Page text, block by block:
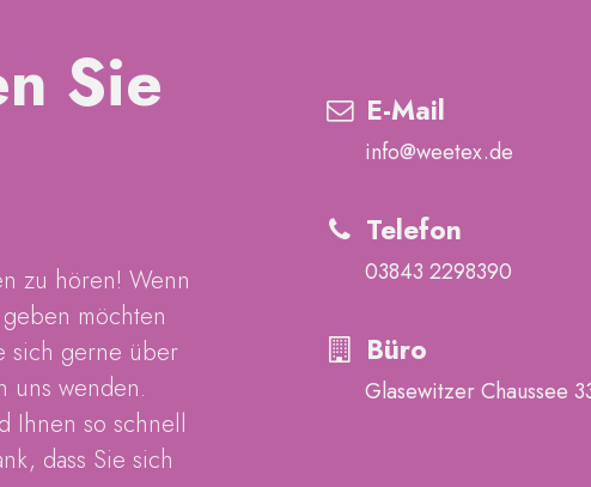
Sie
zu hören! Wenn
möchten
sich gerne über
uns wenden.
Ihnen so schnell
dass Sie sich
E-Mail
info@weetex.de
Telefon
03843 2298390
Büro
Glasewitzer Chaussee